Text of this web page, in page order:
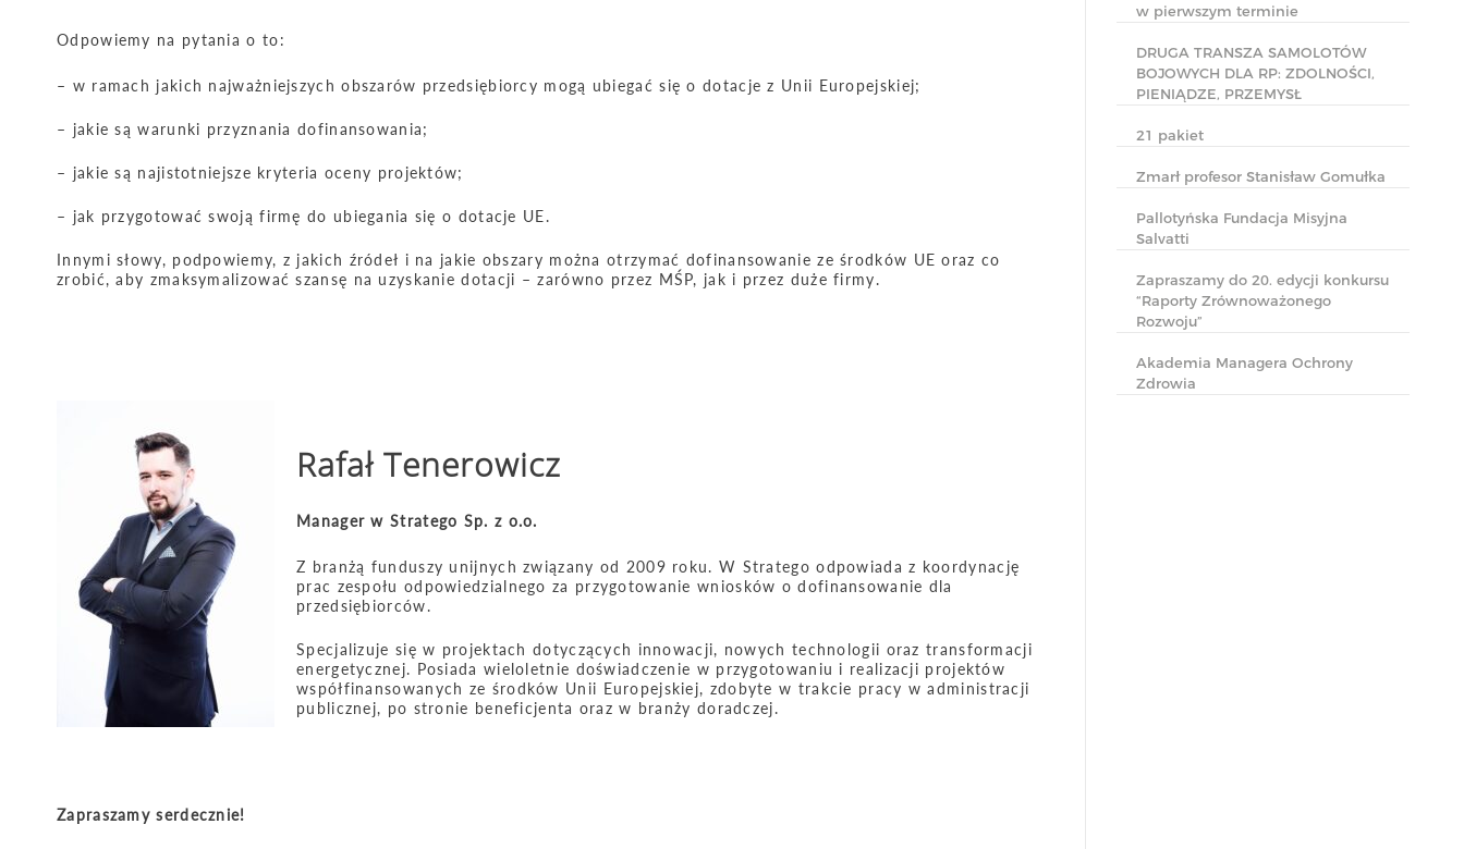
w pierwszym terminie
DRUGA TRANSZA SAMOLOTÓW
BOJOWYCH DLA RP: ZDOLNOŚCI,
PIENIĄDZE, PRZEMYSŁ
21 pakiet
Zmarł profesor Stanisław Gomułka
Pallotyńska Fundacja Misyjna
Salvatti
Zapraszamy do 20. edycji konkursu
“Raporty Zrównoważonego
Rozwoju”
Akademia Managera Ochrony
Zdrowia
Odpowiemy na pytania o to:
– w ramach jakich najważniejszych obszarów przedsiębiorcy mogą ubiegać się o dotacje z Unii Europejskiej;
– jakie są warunki przyznania dofinansowania;
– jakie są najistotniejsze kryteria oceny projektów;
– jak przygotować swoją firmę do ubiegania się o dotacje UE.
Innymi słowy, podpowiemy, z jakich źródeł i na jakie obszary można otrzymać dofinansowanie ze środków UE oraz co
zrobić, aby zmaksymalizować szansę na uzyskanie dotacji – zarówno przez MŚP, jak i przez duże firmy.
Rafał Tenerowicz
Manager w Stratego Sp. z o.o.
Z branżą funduszy unijnych związany od 2009 roku. W Stratego odpowiada z koordynację
prac zespołu odpowiedzialnego za przygotowanie wniosków o dofinansowanie dla
przedsiębiorców.
Specjalizuje się w projektach dotyczących innowacji, nowych technologii oraz transformacji
energetycznej. Posiada wieloletnie doświadczenie w przygotowaniu i realizacji projektów
współfinansowanych ze środków Unii Europejskiej, zdobyte w trakcie pracy w administracji
publicznej, po stronie beneficjenta oraz w branży doradczej.
Zapraszamy serdecznie!